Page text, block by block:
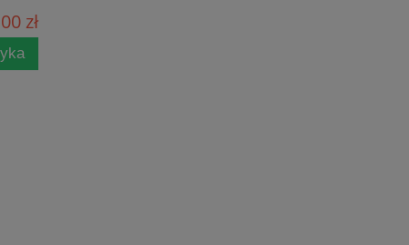
zł